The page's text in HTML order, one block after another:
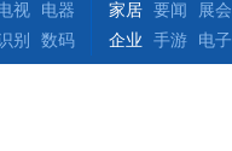
视
电器
别 数码
家居 要闻 展会
企业
手游 电子